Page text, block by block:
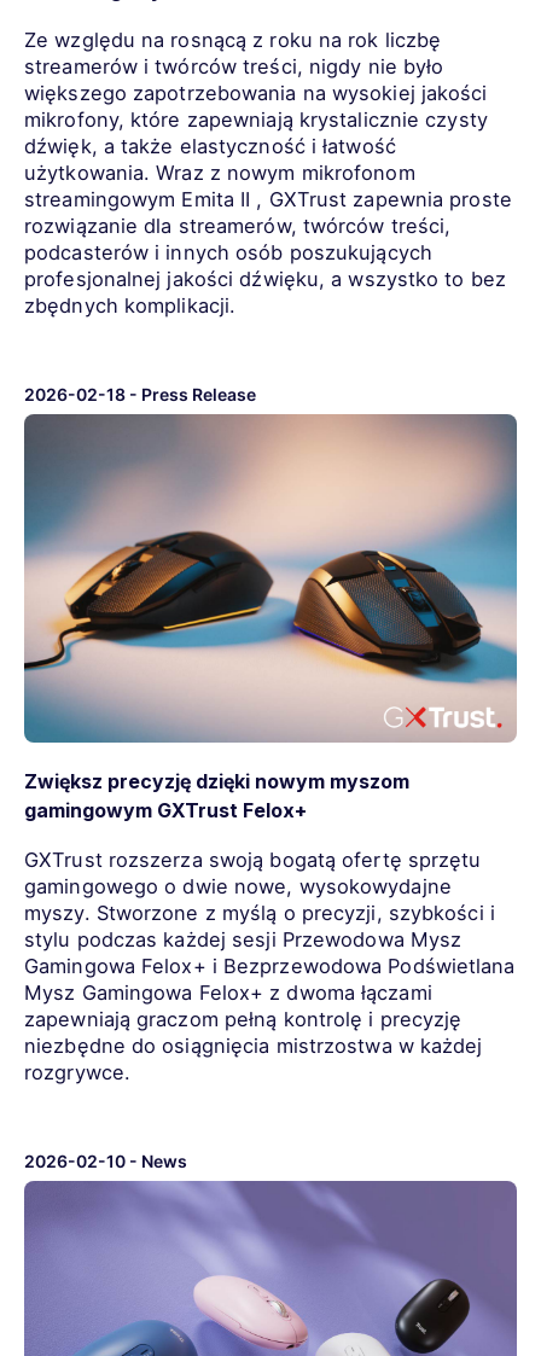
Ze względu na rosnącą z roku na rok liczbę
streamerów i twórców treści, nigdy nie było
większego zapotrzebowania na wysokiej jakości
mikrofony, które zapewniają krystalicznie czysty
dźwięk, a także elastyczność i łatwość
użytkowania. Wraz z nowym mikrofonom
streamingowym Emita II , GXTrust zapewnia proste
rozwiązanie dla streamerów, twórców treści,
podcasterów i innych osób poszukujących
profesjonalnej jakości dźwięku, a wszystko to bez
zbędnych komplikacji.
2026-02-18 - Press Release
Zwiększ precyzję dzięki nowym myszom
gamingowym GXTrust Felox+
GXTrust rozszerza swoją bogatą ofertę sprzętu
gamingowego o dwie nowe, wysokowydajne
myszy. Stworzone z myślą o precyzji, szybkości i
stylu podczas każdej sesji Przewodowa Mysz
Gamingowa Felox+ i Bezprzewodowa Podświetlana
Mysz Gamingowa Felox+ z dwoma łączami
zapewniają graczom pełną kontrolę i precyzję
niezbędne do osiągnięcia mistrzostwa w każdej
rozgrywce.
2026-02-10 - News